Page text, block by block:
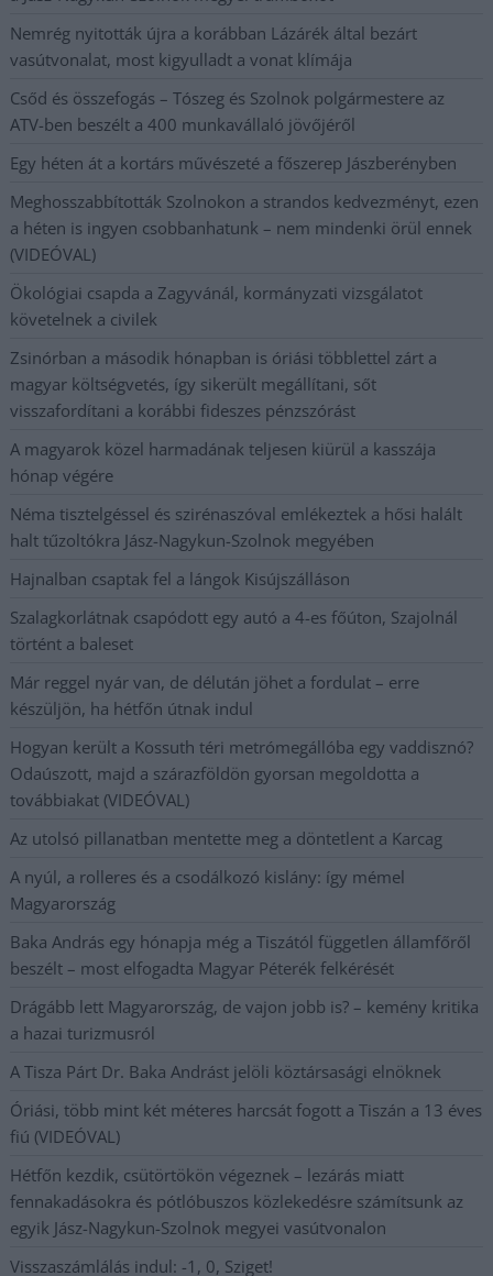
Nemrég nyitották újra a korábban Lázárék által bezárt
vasútvonalat, most kigyulladt a vonat klímája
Csőd és összefogás – Tószeg és Szolnok polgármestere az
ATV-ben beszélt a 400 munkavállaló jövőjéről
Egy héten át a kortárs művészeté a főszerep Jászberényben
Meghosszabbították Szolnokon a strandos kedvezményt, ezen
a héten is ingyen csobbanhatunk – nem mindenki örül ennek
(VIDEÓVAL)
Ökológiai csapda a Zagyvánál, kormányzati vizsgálatot
követelnek a civilek
Zsinórban a második hónapban is óriási többlettel zárt a
magyar költségvetés, így sikerült megállítani, sőt
visszafordítani a korábbi fideszes pénzszórást
A magyarok közel harmadának teljesen kiürül a kasszája
hónap végére
Néma tisztelgéssel és szirénaszóval emlékeztek a hősi halált
halt tűzoltókra Jász-Nagykun-Szolnok megyében
Hajnalban csaptak fel a lángok Kisújszálláson
Szalagkorlátnak csapódott egy autó a 4-es főúton, Szajolnál
történt a baleset
Már reggel nyár van, de délután jöhet a fordulat – erre
készüljön, ha hétfőn útnak indul
Hogyan került a Kossuth téri metrómegállóba egy vaddisznó?
Odaúszott, majd a szárazföldön gyorsan megoldotta a
továbbiakat (VIDEÓVAL)
Az utolsó pillanatban mentette meg a döntetlent a Karcag
A nyúl, a rolleres és a csodálkozó kislány: így mémel
Magyarország
Baka András egy hónapja még a Tiszától független államfőről
beszélt – most elfogadta Magyar Péterék felkérését
Drágább lett Magyarország, de vajon jobb is? – kemény kritika
a hazai turizmusról
A Tisza Párt Dr. Baka Andrást jelöli köztársasági elnöknek
Óriási, több mint két méteres harcsát fogott a Tiszán a 13 éves
fiú (VIDEÓVAL)
Hétfőn kezdik, csütörtökön végeznek – lezárás miatt
fennakadásokra és pótlóbuszos közlekedésre számítsunk az
egyik Jász-Nagykun-Szolnok megyei vasútvonalon
Visszaszámlálás indul: -1, 0, Sziget!